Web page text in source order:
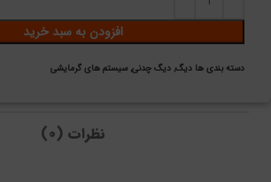
افزودن به سبد خرید
دسته بندی ها دیگ, دیگ چدنی, سیستم های گرمایشی
نظرات (0)